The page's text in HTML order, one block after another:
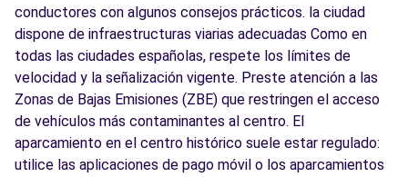
conductores con algunos consejos prácticos. la ciudad
dispone de infraestructuras viarias adecuadas Como en
todas las ciudades españolas, respete los límites de
velocidad y la señalización vigente. Preste atención a las
Zonas de Bajas Emisiones (ZBE) que restringen el acceso
de vehículos más contaminantes al centro. El
aparcamiento en el centro histórico suele estar regulado:
utilice las aplicaciones de pago móvil o los aparcamientos